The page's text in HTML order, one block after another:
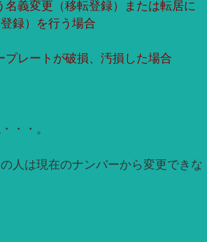
義変更（移転登録）または転居に
録）を行う場合
レートが破損、汚損した場合
・・。
人は現在のナンバーから変更できな